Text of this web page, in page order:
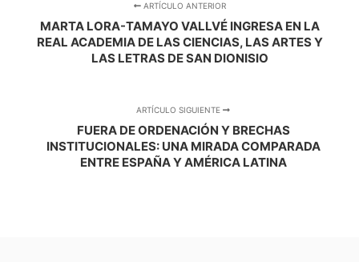
ARTÍCULO ANTERIOR
MARTA LORA-TAMAYO VALLVÉ INGRESA EN LA
REAL ACADEMIA DE LAS CIENCIAS, LAS ARTES Y
LAS LETRAS DE SAN DIONISIO
ARTÍCULO SIGUIENTE
FUERA DE ORDENACIÓN Y BRECHAS
INSTITUCIONALES: UNA MIRADA COMPARADA
ENTRE ESPAÑA Y AMÉRICA LATINA